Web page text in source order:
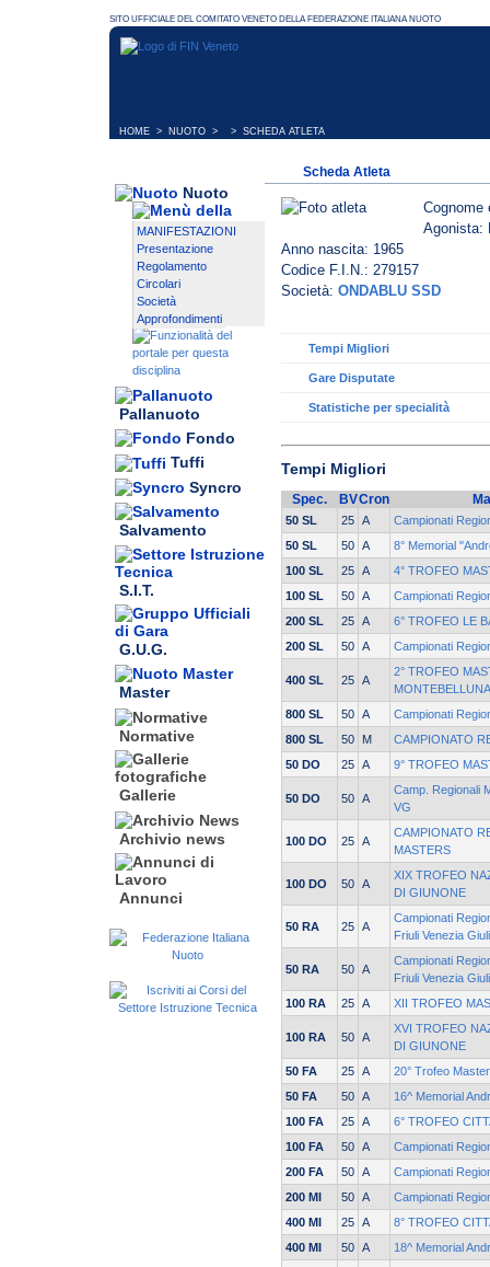
HOME > NUOTO > > SCHEDA ATLETA
Nuoto
MANIFESTAZIONI
Presentazione
Regolamento
Circolari
Società
Approfondimenti
Pallanuoto
Fondo
Tuffi
Syncro
Salvamento
S.I.T.
G.U.G.
Master
Normative
Gallerie
Archivio news
Annunci
Scheda Atleta
Agonista:
Anno nascita: 1965
Codice F.I.N.: 279157
Società: ONDABLU SSD
Tempi Migliori
Gare Disputate
Statistiche per specialità
Tempi Migliori
Spec. BVCron
50 SL 25 A
Campionati
50 SL
50 A
8° Memorial
100 SL
25 A
4° TROFEO
100 SL
50 A
Campionati
200 SL
25 A
6° TROFEO LE
200 SL
50 A Campionati
400 SL 25 A
2° TROFEO
MONTEBELLUNA
800 SL
50 A
Campionati
800 SL
50 M
CAMPIONATO
50 DO
25 A 9° TROFEO
50 DO 50 A
Camp. Regionali
VG
100 DO 25 A
CAMPIONATO
MASTERS
100 DO 50 A
XIX TROFEO
DI GIUNONE
50 RA 25 A
Campionati
Friuli Venezia
50 RA 50 A
Campionati
Friuli Venezia
100 RA
25 A XII TROFEO
100 RA 50 A
XVI TROFEO
DI GIUNONE
50 FA
25 A
20° Trofeo
50 FA
50 A
16^ Memorial
100 FA
25 A
6° TROFEO
100 FA
50 A
Campionati
200 FA
50 A
Campionati
200 MI
50 A
Campionati
400 MI
25 A
8° TROFEO
400 MI
50 A
18^ Memorial